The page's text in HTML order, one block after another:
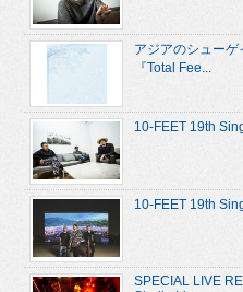
アジアのシューゲ
『Total Fee...
10-FEET 19th
10-FEET 19th
SPECIAL LIVE